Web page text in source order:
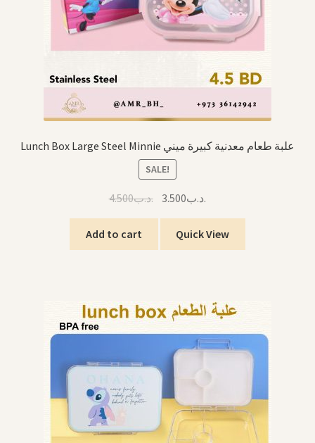
Lunch Box Large Steel Minnie علبة طعام معدنية كبيرة ميني
SALE!
.د.ب4.500
Original
price
.د.ب4.500.
.د.ب3.500
price
is:
Add to cart Quick View